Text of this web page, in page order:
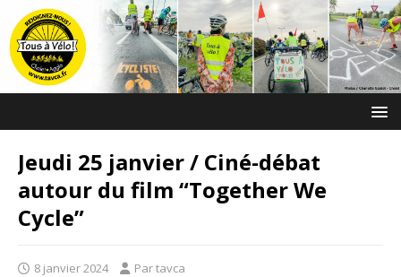
Jeudi 25 janvier / Ciné-débat
autour du film “Together We
Cycle”
8 janvier 2024 Par tavca